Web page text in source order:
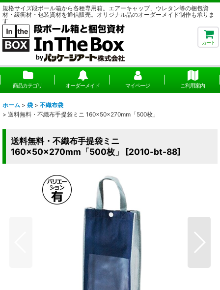
規格サイズ段ボール箱から各種専用箱。エアーキャップ、ウレタン等の梱包資
材・緩衝材・包装資材を通信販売。オリジナル品のオーダーメイド制作も承りま
す
カート
商品カテゴリ オーダーメイド マイページ ご利用案内
ホーム > 袋 > 不織布袋
> 送料無料・不織布手提袋ミニ 160×50×270mm「500枚」
送料無料・不織布手提袋ミニ
160×50×270mm「500枚」
[2010-bt-88]